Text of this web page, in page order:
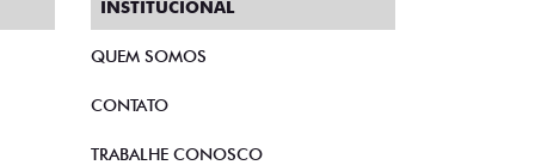
INSTITUCIONAL
QUEM SOMOS
CONTATO
TRABALHE CONOSCO